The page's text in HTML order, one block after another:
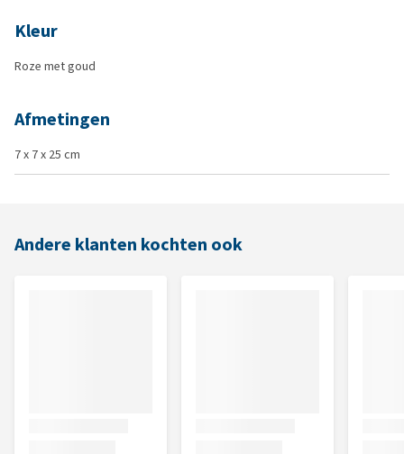
Kleur
Roze met goud
Afmetingen
7 x 7 x 25 cm
Andere klanten kochten ook